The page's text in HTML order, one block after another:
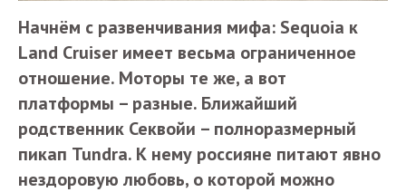
Начнём с развенчивания мифа: Sequoia к
Land Cruiser имеет весьма ограниченное
отношение. Моторы те же, а вот
платформы – разные. Ближайший
родственник Секвойи – полноразмерный
пикап Tundra. К нему россияне питают явно
нездоровую любовь, о которой можно